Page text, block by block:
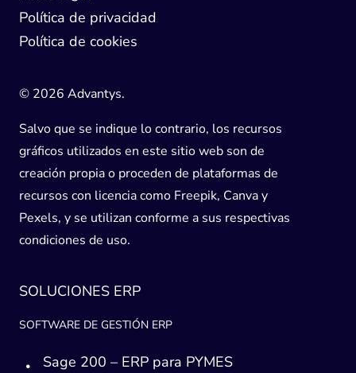
Política de privacidad
Política de cookies
© 2026 Advantys.
Salvo que se indique lo contrario, los recursos
gráficos utilizados en este sitio web son de
creación propia o proceden de plataformas de
recursos con licencia como Freepik, Canva y
Pexels, y se utilizan conforme a sus respectivas
condiciones de uso.
SOLUCIONES ERP
SOFTWARE DE GESTIÓN ERP
Sage 200 – ERP para PYMES